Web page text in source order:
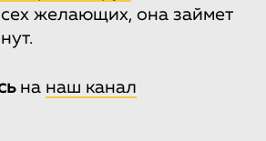
желающих, она займет
на наш канал